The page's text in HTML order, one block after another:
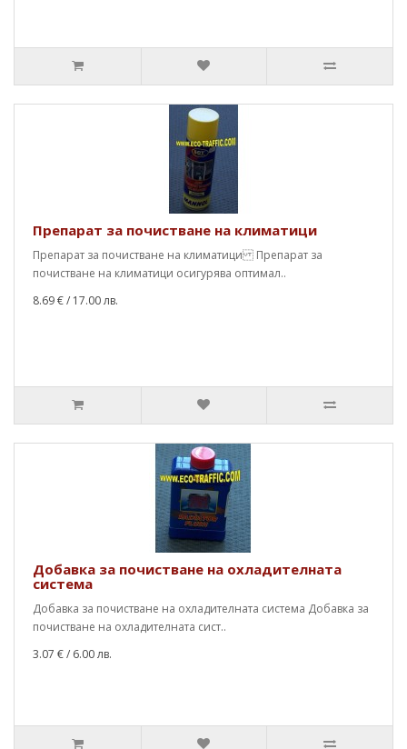
Препарат за почистване на климатици
Препарат за почистване на климатици Препарат за
почистване на климатици осигурява оптимал..
8.69 €/ 17.00 лв.
Добавка за почистване на охладителната
система
Добавка за почистване на охладителната система Добавка за
почистване на охладителната сист..
3.07 €/ 6.00 лв.